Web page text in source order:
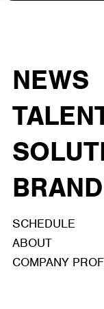
NEWS
BRAND
SCHEDULE
ABOUT
COMPANY